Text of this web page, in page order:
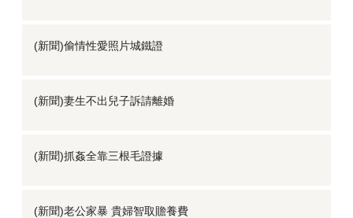
(新聞)偷情性愛照片城鐵證
(新聞)妻生不出兒子訴請離婚
(新聞)抓姦全靠三根毛證據
(新聞)老公家暴 貴婦智取贍養費